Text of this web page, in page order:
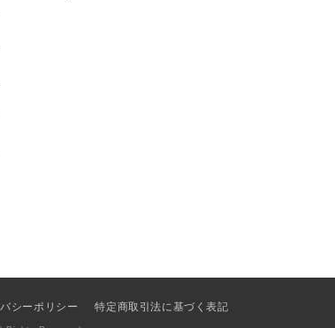
シーポリシー 特定商取引法に基づく表記